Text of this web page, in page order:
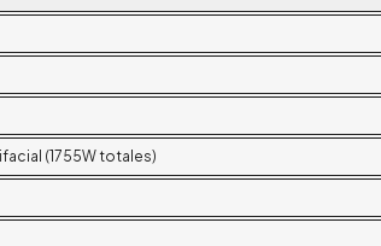
(1755W totales)